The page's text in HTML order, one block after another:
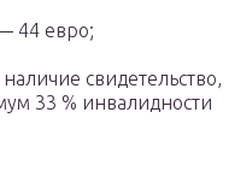
44 евро;
свидетельство,
33 % инвалидности